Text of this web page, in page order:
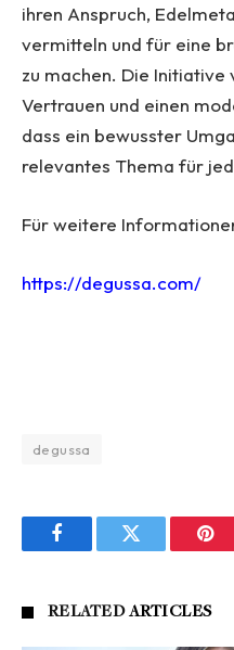
ihren Anspruch,
vermitteln und für eine
zu machen. Die
Vertrauen und einen
dass ein bewusster
relevantes Thema für
Für weitere
https://degussa.com/
degussa
FacebookTwitter
RELATEDARTICLES